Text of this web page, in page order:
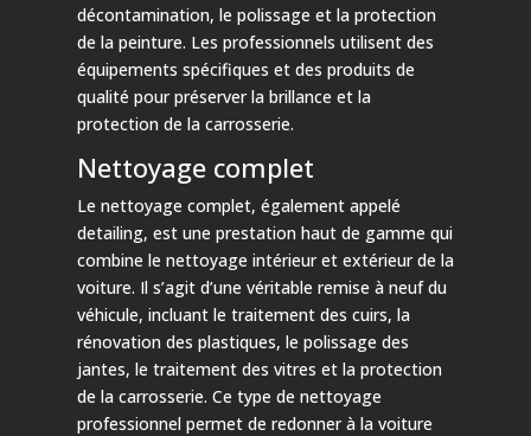
décontamination, le polissage et la protection
de la peinture. Les professionnels utilisent des
équipements spécifiques et des produits de
qualité pour préserver la brillance et la
protection de la carrosserie.
Nettoyage complet
Le nettoyage complet, également appelé
detailing, est une prestation haut de gamme qui
combine le nettoyage intérieur et extérieur de la
voiture. Il s’agit d’une véritable remise à neuf du
véhicule, incluant le traitement des cuirs, la
rénovation des plastiques, le polissage des
jantes, le traitement des vitres et la protection
de la carrosserie. Ce type de nettoyage
professionnel permet de redonner à la voiture